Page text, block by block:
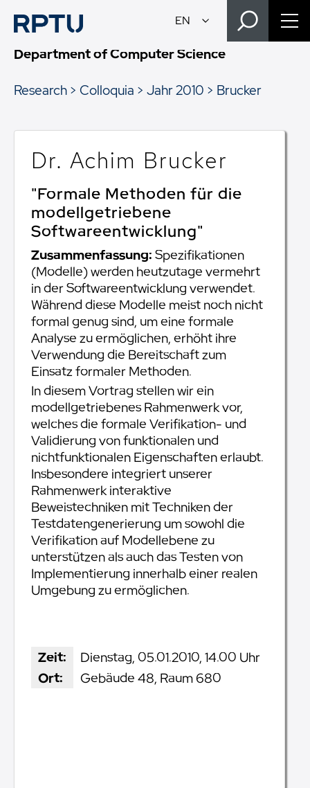
Department of Computer Science
Research
Colloquia Jahr 2010 Brucker
Dr. Achim Brucker
"Formale Methoden für die
modellgetriebene
Softwareentwicklung"
Zusammenfassung:Spezifikationen
(Modelle) werden heutzutage vermehrt
in der Softwareentwicklung verwendet.
Während diese Modelle meist noch nicht
formal genug sind, um eine formale
Analyse zu ermöglichen, erhöht ihre
Verwendung die Bereitschaft zum
Einsatz formaler Methoden.
In diesem Vortrag stellen wir ein
modellgetriebenes Rahmenwerk vor,
welches die formale Verifikation- und
Validierung von funktionalen und
nichtfunktionalen Eigenschaften erlaubt.
Insbesondere integriert unserer
Rahmenwerk interaktive
Beweistechniken mit Techniken der
Testdatengenerierung um sowohl die
Verifikation auf Modellebene zu
unterstützen als auch das Testen von
Implementierung innerhalb einer realen
Umgebung zu ermöglichen.
Zeit:
Dienstag, 05.01.2010, 14.00 Uhr
Ort:
Gebäude 48, Raum 680